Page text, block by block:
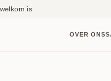
is
OVER ONS